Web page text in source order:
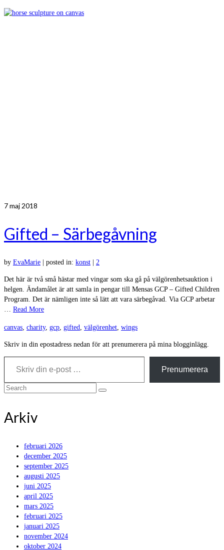
7maj 2018
Gifted – Särbegåvning
by EvaMarie posted in: konst 2
Det här är två små hästar med vingar som ska gå på välgörenhetsauktion i
helgen. Ändamålet är att samla in pengar till Mensas GCP – Gifted Children
Program. Det är nämligen inte så lätt att vara särbegåvad. Via GCP arbetar
… Read More
canvas, charity, gcp, gifted, välgörenhet, wings
Skriv in din epostadress nedan för att prenumerera på mina blogginlägg.
Skriv din e-post …
Prenumerera
Search
Arkiv
februari 2026
december 2025
september 2025
augusti 2025
juni 2025
april 2025
mars 2025
februari 2025
januari 2025
november 2024
oktober 2024